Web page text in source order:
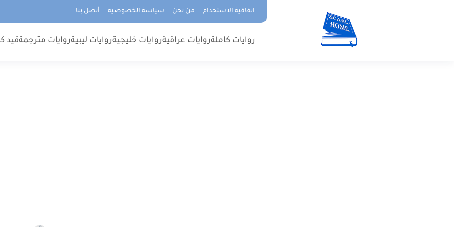
اتفاقية الاستخدام من نحن سياسة الخصوصيه أتصل بنا
روايات كاملةروايات عراقيةروايات خليجيةروايات ليبيةروايات مترجمةقيد